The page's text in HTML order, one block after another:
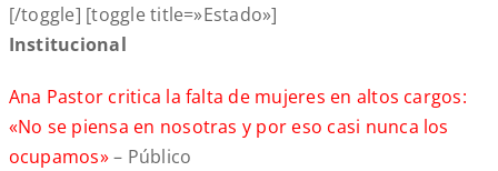
[/toggle] [toggle title=»Estado»]
Institucional
Ana Pastor critica la falta de mujeres en altos cargos:
«No se piensa en nosotras y por eso casi nunca los
ocupamos»– Público